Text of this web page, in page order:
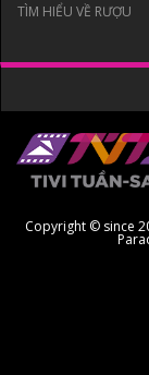
TÌM HIỂU VỀ RƯỢU
Copyright © since